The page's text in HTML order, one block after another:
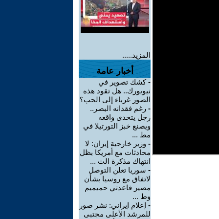
المزيد.....
أخبار عامة
-كشك تصوير في
نيويورك.. هل تقود هذه
الصور غرباء إلى الحب؟
- رغم فقدانه البصر..
رجل يتحدى واقعه
ويصنع خبز التورتيلا في
مط ...
- وزير خارجية إيران: لا
محادثات مع أمريكا بظل
انتهاك مذكرة الت ...
- سوريا تعلن التوصل
لاتفاق مع روسيا بشأن
مصير قاعدتي حميميم
وط ...
- إعلام إيراني: نشر صور
للمرشد الأعلى مجتبى